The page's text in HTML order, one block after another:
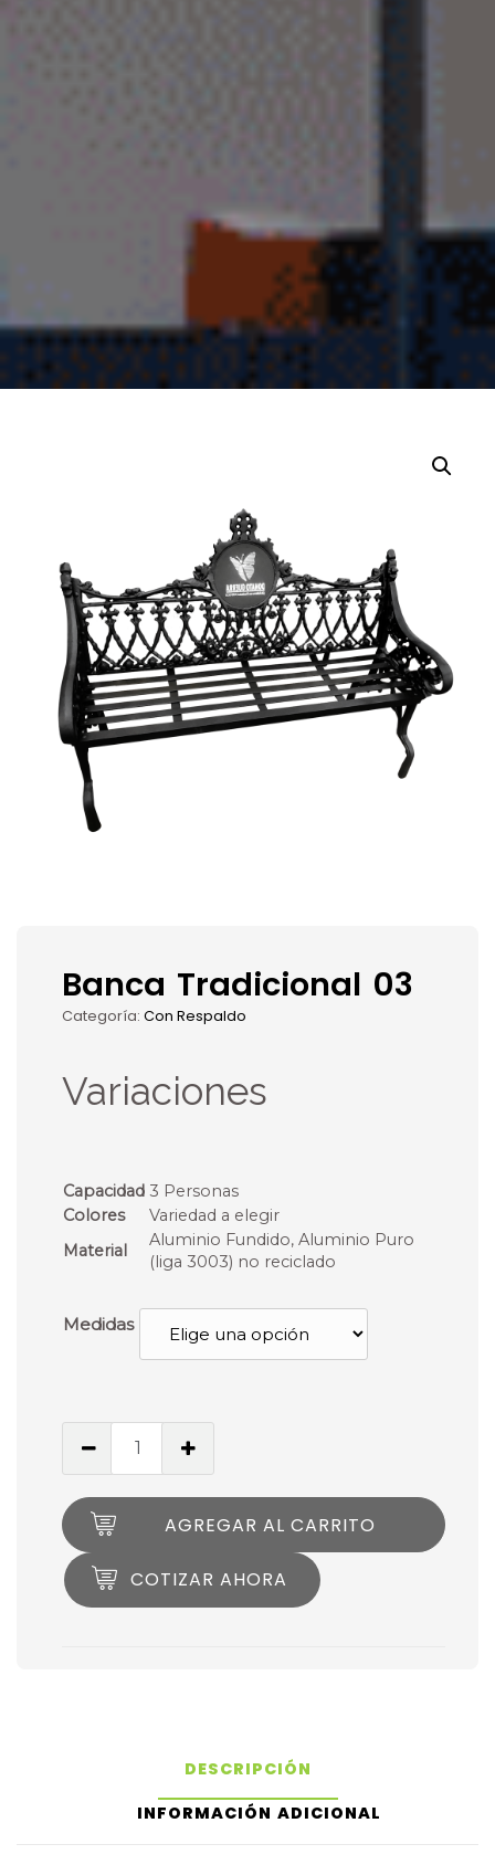
Banca Tradicional 03
Categoría: Con Respaldo
Variaciones
Capacidad 3 Personas
Colores
Variedad a elegir
Material
Aluminio Fundido, Aluminio Puro
(liga 3003) no reciclado
Medidas
AGREGAR AL CARRITO
COTIZAR AHORA
DESCRIPCIÓN
INFORMACIÓN ADICIONAL